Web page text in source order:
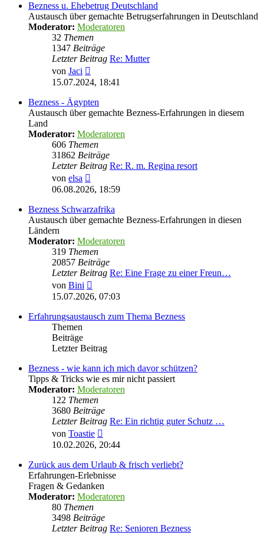
Bezness u. Ehebetrug Deutschland
Austausch über gemachte Betrugserfahrungen in Deutschland
Moderator: Moderatoren
32 Themen
1347 Beiträge
Letzter Beitrag Re: Mutter
von Jaci
Beitrag
15.07.2024, 18:41
Bezness - Ägypten
Austausch über gemachte Bezness-Erfahrungen in diesem
Land
Moderator: Moderatoren
606 Themen
31862 Beiträge
Letzter Beitrag Re: R. m. Regina resort
von elsa
Beitrag
06.08.2026, 18:59
Bezness Schwarzafrika
Austausch über gemachte Bezness-Erfahrungen in diesen
Ländern
Moderator: Moderatoren
319 Themen
20857 Beiträge
Letzter Beitrag Re: Eine Frage zu einer Freun…
von Bini
Beitrag
15.07.2026, 07:03
Erfahrungsaustausch zum Thema Bezness
Themen
Beiträge
Letzter Beitrag
Bezness - wie kann ich mich davor schützen?
Tipps & Tricks wie es mir nicht passiert
Moderator: Moderatoren
122 Themen
3680 Beiträge
Letzter Beitrag Re: Ein richtig guter Schutz …
von Toastie
Beitrag
10.02.2026, 20:44
Zurück aus dem Urlaub & frisch verliebt?
Erfahrungen-Erlebnisse
Fragen & Gedanken
Moderator: Moderatoren
80 Themen
3498 Beiträge
Letzter Beitrag Re: Senioren Bezness